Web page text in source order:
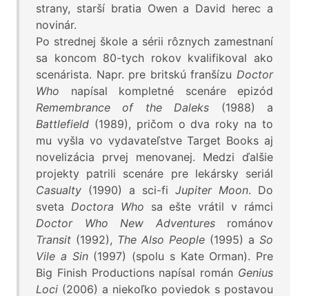
strany, starší bratia Owen a David herec a
novinár.
Po strednej škole a sérii rôznych zamestnaní
sa koncom 80-tych rokov kvalifikoval ako
scenárista. Napr. pre britskú franšízu Doctor
Who napísal kompletné scenáre epizód
Remembrance of the Daleks (1988) a
Battlefield (1989), pričom o dva roky na to
mu vyšla vo vydavateľstve Target Books aj
novelizácia prvej menovanej. Medzi ďalšie
projekty patrili scenáre pre lekársky seriál
Casualty (1990) a sci-fi Jupiter Moon. Do
sveta Doctora Who sa ešte vrátil v rámci
Doctor Who New Adventuresrománov
Transit (1992), The Also People (1995) a So
Vile a Sin(1997) (spolu s Kate Orman). Pre
Big Finish Productions napísal román Genius
Loci (2006) a niekoľko poviedok s postavou